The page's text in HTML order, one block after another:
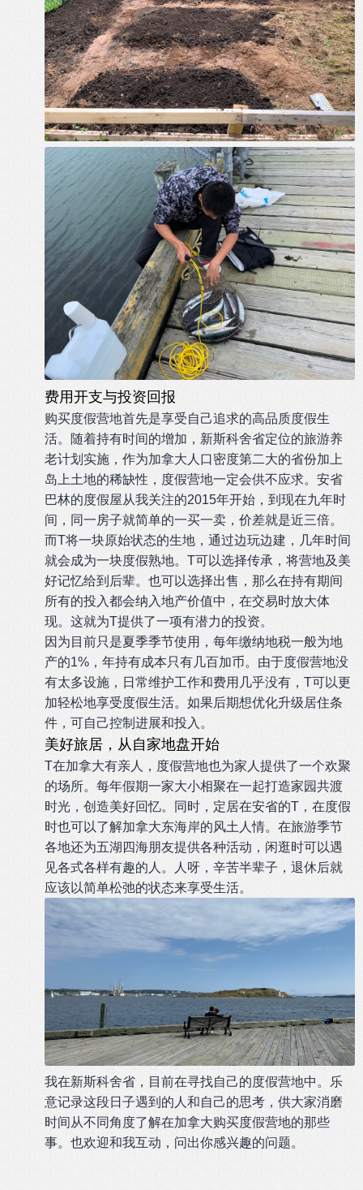
费用开支与投资回报
购买度假营地首先是享受自己追求的高品质度假生
活。随着持有时间的增加，新斯科舍省定位的旅游养
老计划实施，作为加拿大人口密度第二大的省份加上
岛上土地的稀缺性，度假营地一定会供不应求。安省
巴林的度假屋从我关注的2015年开始，到现在九年时
间，同一房子就简单的一买一卖，价差就是近三倍。
而T将一块原始状态的生地，通过边玩边建，几年时间
就会成为一块度假熟地。T可以选择传承，将营地及美
好记忆给到后辈。也可以选择出售，那么在持有期间
所有的投入都会纳入地产价值中，在交易时放大体
现。这就为T提供了一项有潜力的投资。
因为目前只是夏季季节使用，每年缴纳地税一般为地
产的1%，年持有成本只有几百加币。由于度假营地没
有太多设施，日常维护工作和费用几乎没有，T可以更
加轻松地享受度假生活。如果后期想优化升级居住条
件，可自己控制进展和投入。
美好旅居，从自家地盘开始
T在加拿大有亲人，度假营地也为家人提供了一个欢聚
的场所。每年假期一家大小相聚在一起打造家园共渡
时光，创造美好回忆。同时，定居在安省的T，在度假
时也可以了解加拿大东海岸的风土人情。在旅游季节
各地还为五湖四海朋友提供各种活动，闲逛时可以遇
见各式各样有趣的人。人呀，辛苦半辈子，退休后就
应该以简单松弛的状态来享受生活。
我在新斯科舍省，目前在寻找自己的度假营地中。乐
意记录这段日子遇到的人和自己的思考，供大家消磨
时间从不同角度了解在加拿大购买度假营地的那些
事。也欢迎和我互动，问出你感兴趣的问题。